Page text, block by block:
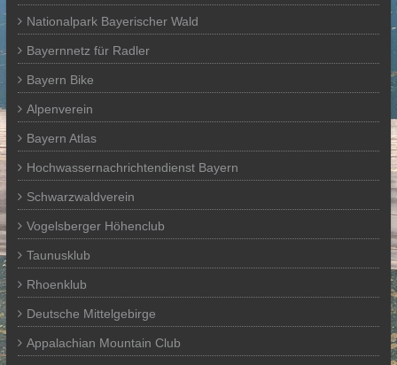
Nationalpark Bayerischer Wald
Bayernnetz für Radler
Bayern Bike
Alpenverein
Bayern Atlas
Hochwassernachrichtendienst Bayern
Schwarzwaldverein
Vogelsberger Höhenclub
Taunusklub
Rhoenklub
Deutsche Mittelgebirge
Appalachian Mountain Club